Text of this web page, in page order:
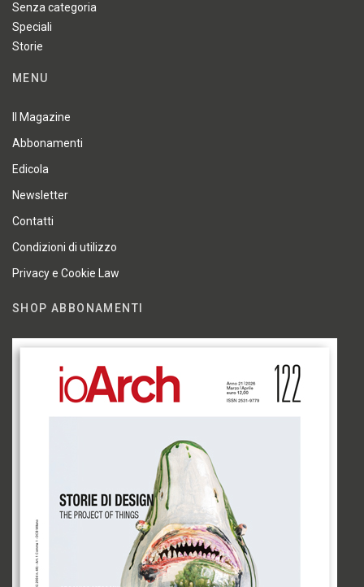
Senza categoria
Speciali
Storie
MENU
Il Magazine
Abbonamenti
Edicola
Newsletter
Contatti
Condizioni di utilizzo
Privacy e Cookie Law
SHOP ABBONAMENTI